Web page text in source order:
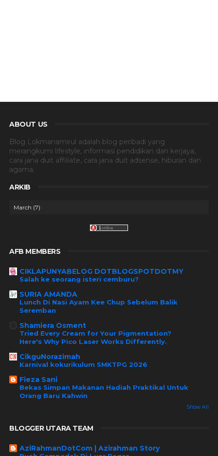
ABOUT US
Blog Lokmanamirul adalah blog peribadi yang
merangkumi lifestyle, informasi pendidikan dan kerjaya,
cara jana duit affiliate, cara jana duit adsense, hiburan dan
agama.
ARKIB
AFB MEMBERS
CIKLAPUNYABELOG DOTBLOGSPOTDOTMY
Salah ke seorang isteri cemburu?
SURIA AMANDA
Lunch Di Nasi Ayam Kee Chup Sebelum Balik
Seremban
Shamiera Osment
Tried Every Cream for Your Pigmentation?
Here's Why Pico Laser Works Differently.
CikguNorazimah
Karnival kokurikulum SMKTPG 2026
Fieza Sani
Bekas Simpan Makanan Hadiah Praktikal Untuk
Orang Baru Kahwin
Show All
BLOGGER UTARA TEAM
AziRahmanDotCom | Azirahman Story